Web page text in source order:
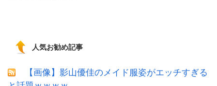
人気お勧め記事
【画像】影山優佳のメイド服姿がエッチすぎる